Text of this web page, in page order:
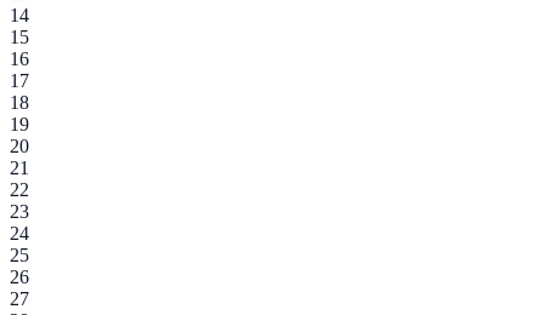
14
15
16
17
18
19
20
21
22
23
24
25
26
27